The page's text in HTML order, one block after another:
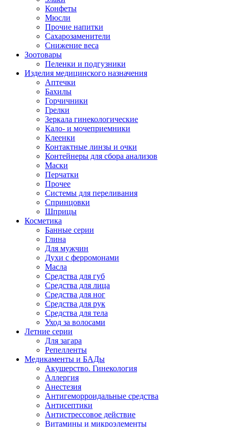
Конфеты
Мюсли
Прочие напитки
Сахарозаменители
Снижение веса
Зоотовары
Пеленки и подгузники
Изделия медицинского назначения
Аптечки
Бахилы
Горчичники
Грелки
Зеркала гинекологические
Кало- и мочеприемники
Клеенки
Контактные линзы и очки
Контейнеры для сбора анализов
Маски
Перчатки
Прочее
Системы для переливания
Спринцовки
Шприцы
Косметика
Банные серии
Глина
Для мужчин
Духи с ферромонами
Масла
Средства для губ
Средства для лица
Средства для ног
Средства для рук
Средства для тела
Уход за волосами
Летние серии
Для загара
Репелленты
Медикаменты и БАДы
Акушерство. Гинекология
Аллергия
Анестезия
Антигеморроидальные средства
Антисептики
Антистрессовое действие
Витамины и микроэлементы